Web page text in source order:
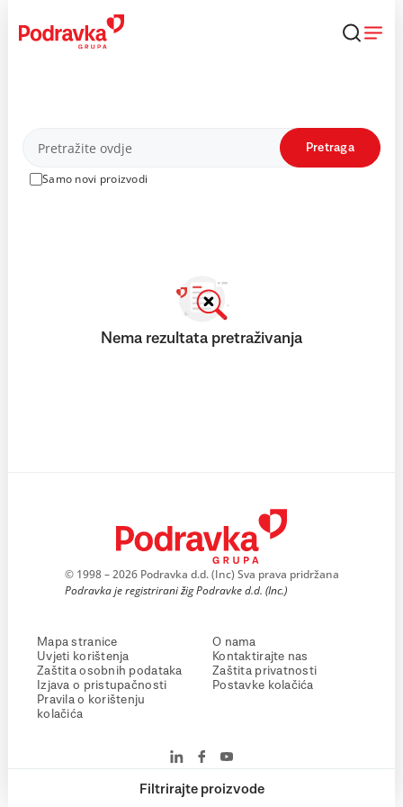
content
Proizvodi
Samo novi proizvodi
Pretraga
Filtrirajte proizvode
Nema rezultata pretraživanja
© 1998 – 2026 Podravka d.d. (Inc) Sva prava pridržana
Podravka je registrirani žig Podravke d.d. (Inc.)
Mapa stranice
Uvjeti korištenja
Zaštita osobnih podataka
Izjava o pristupačnosti
Pravila o korištenju
kolačića
O nama
Kontaktirajte nas
Zaštita privatnosti
Postavke kolačića